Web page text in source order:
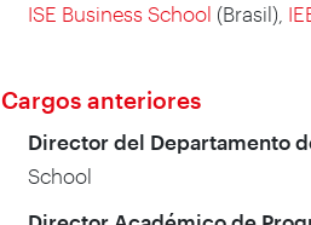
ISE Business School (Brasil),
Cargos anteriores
Director del Departamento
School